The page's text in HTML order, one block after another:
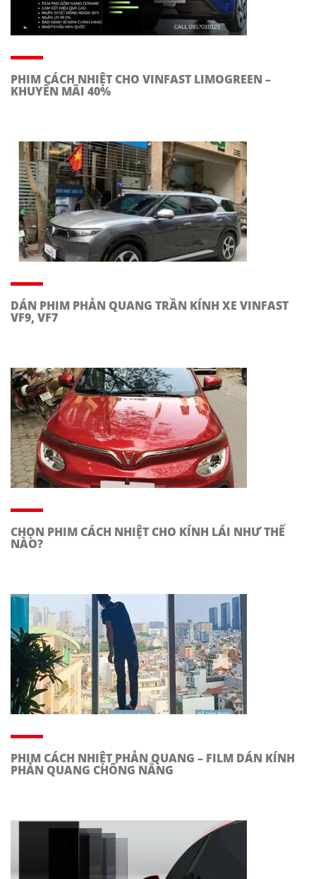
PHIM CÁCH NHIỆT CHO VINFAST LIMOGREEN –
KHUYẾN MÃI 40%
DÁN PHIM PHẢN QUANG TRẦN KÍNH XE VINFAST
VF9, VF7
CHỌN PHIM CÁCH NHIỆT CHO KÍNH LÁI NHƯ THẾ
NÀO?
PHIM CÁCH NHIỆT PHẢN QUANG – FILM DÁN KÍNH
PHẢN QUANG CHỐNG NẮNG